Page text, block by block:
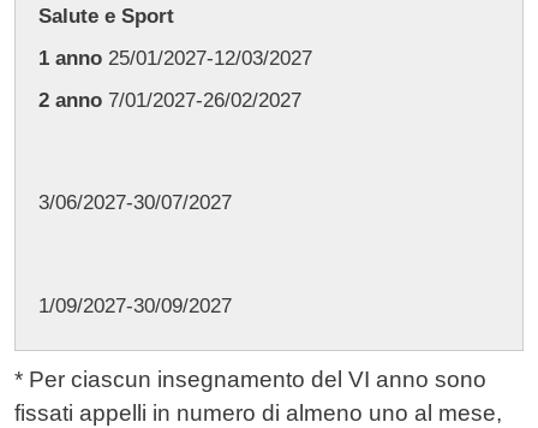
Salute e Sport
1 anno25/01/2027-12/03/2027
2 anno7/01/2027-26/02/2027
3/06/2027-30/07/2027
1/09/2027-30/09/2027
* Per ciascun insegnamento del VI anno sono
fissati appelli in numero di almeno uno al mese,